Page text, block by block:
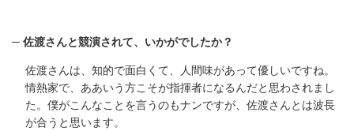
佐渡さんと競演されて、いかがでしたか？
佐渡さんは、知的で面白くて、人間味があって優しいですね。
情熱家で、ああいう方こそが指揮者になるんだと思わされまし
た。僕がこんなことを言うのもナンですが、佐渡さんとは波長
が合うと思います。